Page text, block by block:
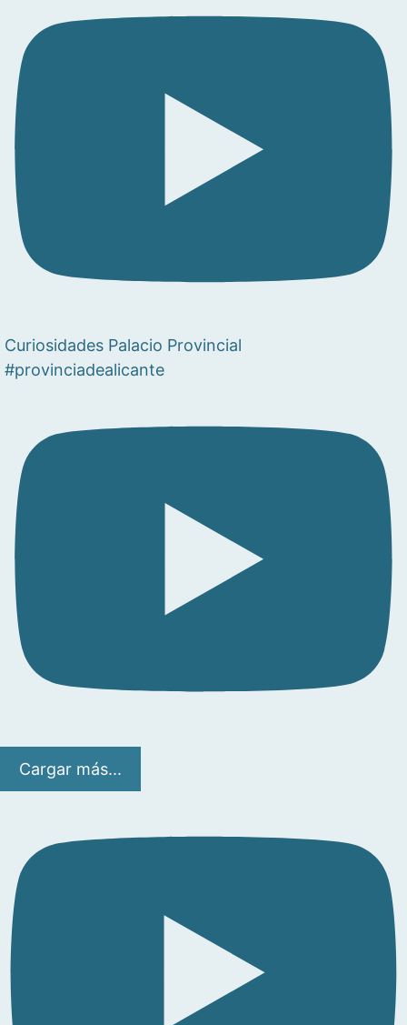
Curiosidades Palacio Provincial
#provinciadealicante
Cargar más...